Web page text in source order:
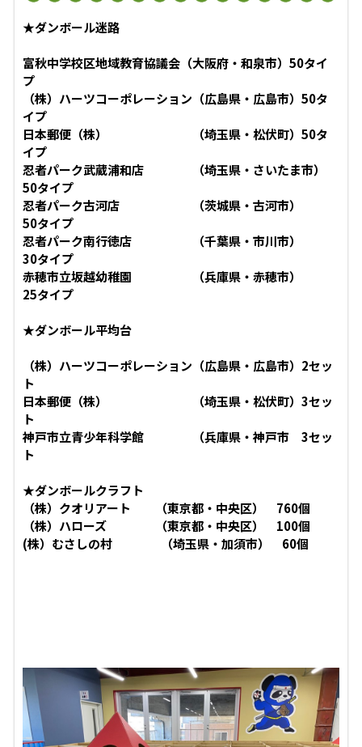
★ダンボール迷路
富秋中学校区地域教育協議会（大阪府・和泉市）50タイ
プ
（株）ハーツコーポレーション（広島県・広島市）50タ
イプ
日本郵便（株） （埼玉県・松伏町）50タ
イプ
忍者パーク武蔵浦和店 （埼玉県・さいたま市）
50タイプ
忍者パーク古河店 （茨城県・古河市）
50タイプ
忍者パーク南行徳店 （千葉県・市川市）
30タイプ
赤穂市立坂越幼稚園 （兵庫県・赤穂市）
25タイプ
★ダンボール平均台
（株）ハーツコーポレーション（広島県・広島市）2セッ
ト
日本郵便（株） （埼玉県・松伏町）3セッ
ト
神戸市立青少年科学館 （兵庫県・神戸市 3セッ
ト
★ダンボールクラフト
（株）クオリアート （東京都・中央区） 760個
（株）ハローズ （東京都・中央区） 100個
(株）むさしの村 （埼玉県・加須市） 60個